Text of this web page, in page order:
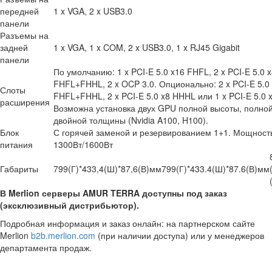
передней
панели
1 x VGA, 2 x USB3.0
Разъемы на
задней
панели
1 x VGA, 1 x COM, 2 x USB3.0, 1 x RJ45 Gigabit
Слоты
расширения
По умолчанию: 1 x PCI-E 5.0 x16 FHFL, 2 x PCI-E 5.0
FHFL+FHHL, 2 x OCP 3.0. Опционально: 2 x PCI-E 5.0
FHFL+FHHL, 2 x PCI-E 5.0 x8 HHHL или 1 x PCI-E 5.0
Возможна установка двух GPU полной высоты,
двойной толщины (Nvidia A100, H100).
Блок
питания
С горячей заменой и резервированием 1+1.
1300Вт/1600Вт
Габариты
799(Г)*433,4(Ш)*87,6(В)мм799(Г)*433.4(Ш)*87.6(В)мм
В Merlion серверы AMUR TERRA доступны под заказ
(эксклюзивный дистрибьютор).
Подробная информация и заказ онлайн: на партнерском сайте
Merlion b2b.merlion.com (при наличии доступа) или у менеджеров
департамента продаж.